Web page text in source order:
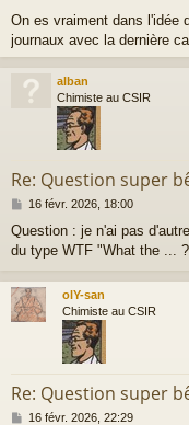
On es vraiment dans l'idée
journaux avec la dernière
alban
Chimiste au CSIR
Re: Question super
M
s
s
g
e
16 févr. 2026, 18:00
Question : je n'ai pas
du type WTF "What the ...
olY-san
Chimiste au CSIR
Re: Question super
M16 févr. 2026, 22:29